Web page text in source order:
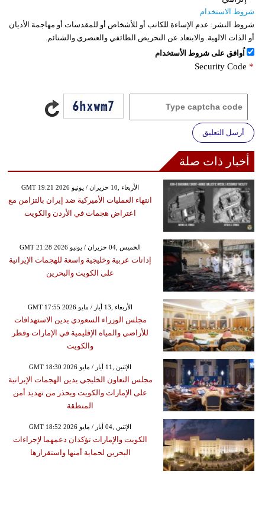
شروط الاستخدام
شروط النشر: عدم الإساءة للكاتب أو للأشخاص أو للمقدسات أو مهاجمة الأديان
أو الذات الالهية. والابتعاد عن التحريض الطائفي والعنصري والشتائم.
اُوافق على شروط الأستخدام
Security Code *
أرسل التعليق
أخبار ذات صلة
GMT 19:21 2026 الأربعاء ,10 حزيران / يونيو
انتهاء العمليات الأميركية ضد إيران بالتزامن مع
اعتراض هجمات في الأردن والكويت
GMT 21:28 2026 الخميس ,04 حزيران / يونيو
إدانات عربية وخليجية واسعة للهجمات الإيرانية
على الكويت والبحرين
GMT 17:55 2026 الأربعاء ,13 أيار / مايو
مجلس الوزراء السعودي يدين الاستهدافات
للأراضي والمياه الإقليمية في الإمارات وقطر
والكويت
GMT 18:30 2026 الإثنين ,11 أيار / مايو
مجلس التعاون الخليجي يدين الهجمات الإيرانية
على الإمارات والكويت ويحذر من تهديد أمن
المنطقة
GMT 18:52 2026 الإثنين ,04 أيار / مايو
الكويت والإمارات تؤكدان دعمهما لإجراءات
البحرين لحماية أمنها واستقرارها